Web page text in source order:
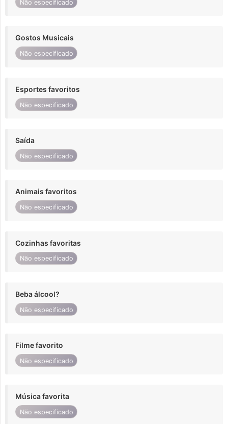
Não especificado
Gostos Musicais
Não especificado
Esportes favoritos
Não especificado
Saída
Não especificado
Animais favoritos
Não especificado
Cozinhas favoritas
Não especificado
Beba álcool?
Não especificado
Filme favorito
Não especificado
Música favorita
Não especificado